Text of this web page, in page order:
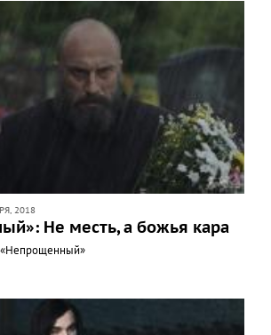
2018
Не месть, а божья кара